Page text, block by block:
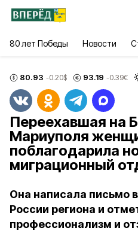
80 лет Победы Новости
80.93 -0.20$ 93.19 -0.39€
Переехавшая на
Мариуполя
поблагодарила
миграционный
Она написала письмо
России региона и
профессионализм и